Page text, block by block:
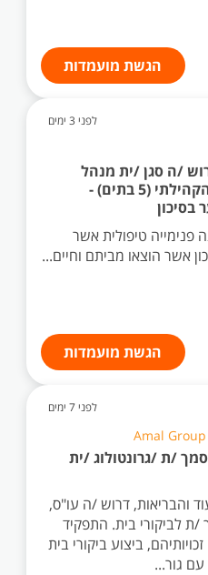
הגשת מועמדות
לפני 3 ימים
/ה סגן /ית מנהל
לפנימייה העוגן הקהילתי (5 בתים) -
בסיכון
פנימייה טיפולית אשר
הגשת מועמדות
לפני 7 ימים
/ת /גרונטולוג /ית
והבריאות, דרוש /ה עו"ס,
/ת לביקורי בית. התפקיד
ביצוע ביקורי בית
גור...